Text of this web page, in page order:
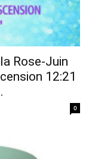
Rose-Juin
12:21
0